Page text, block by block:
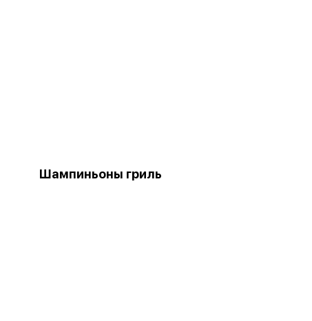
Шампиньоны гриль